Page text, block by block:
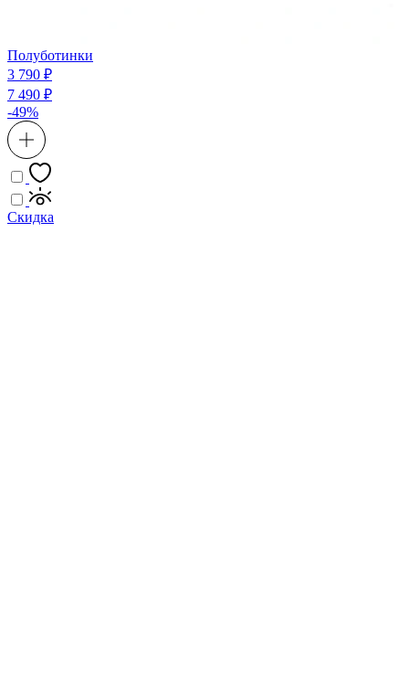
Полуботинки
3 790 ₽
7 490 ₽
-49%
Скидка